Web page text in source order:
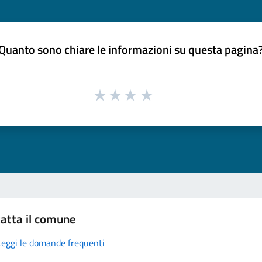
sono chiare le informazioni su questa
il comune
le domande frequenti